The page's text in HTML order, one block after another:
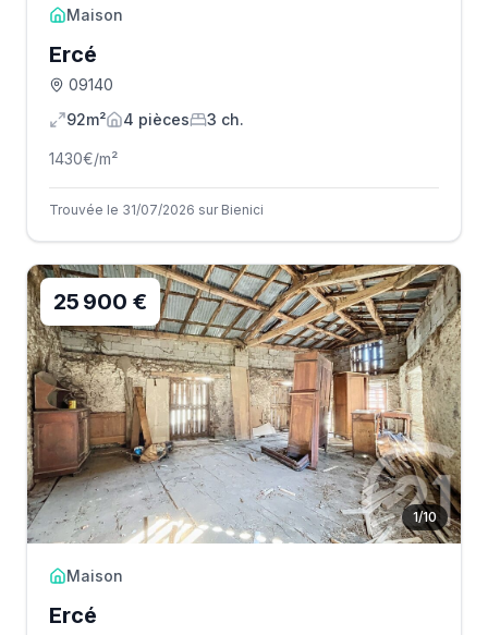
Maison
Ercé
09140
92m²
4 pièces 3 ch.
1430€/m²
Trouvée le 31/07/2026 sur Bienici
1/10
25 900 €
Maison
Ercé